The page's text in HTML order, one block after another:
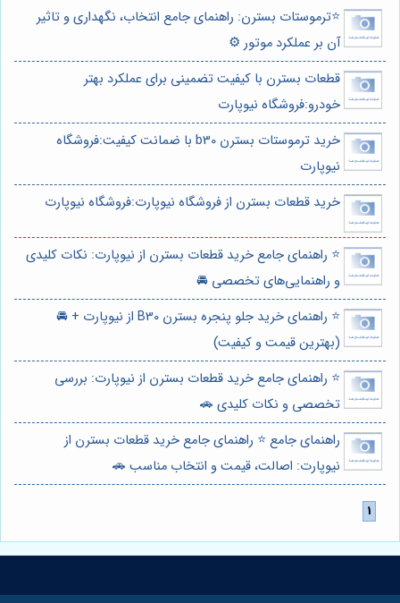
⭐️ترموستات بسترن: راهنمای جامع انتخاب، نگهداری و تاثیر
آن بر عملکرد موتور ⚙️
قطعات بسترن با کیفیت تضمینی برای عملکرد بهتر
خودرو:فروشگاه نیوپارت
خرید ترموستات بسترن b30 با ضمانت کیفیت:فروشگاه
نیوپارت
خرید قطعات بسترن از فروشگاه نیوپارت:فروشگاه نیوپارت
⭐️ راهنمای جامع خرید قطعات بسترن از نیوپارت: نکات کلیدی
و راهنمایی‌های تخصصی 🚘
⭐️ راهنمای خرید جلو پنجره بسترن B30 از نیوپارت + 🚘
(بهترین قیمت و کیفیت)
⭐️ راهنمای جامع خرید قطعات بسترن از نیوپارت: بررسی
تخصصی و نکات کلیدی 🚗
راهنمای جامع ⭐️ راهنمای جامع خرید قطعات بسترن از
نیوپارت: اصالت، قیمت و انتخاب مناسب 🚗